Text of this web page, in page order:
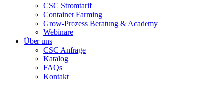
CSC Stromtarif
Container Farming
Grow-Prozess Beratung & Academy
Webinare
Über uns
CSC Anfrage
Katalog
FAQs
Kontakt